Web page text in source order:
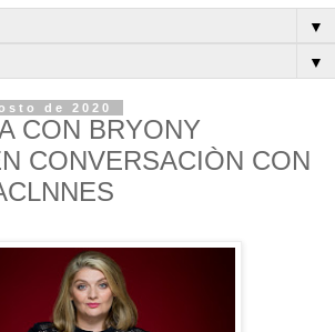
▼
▼
de 2020
CON BRYONY
CONVERSACIÒN CON